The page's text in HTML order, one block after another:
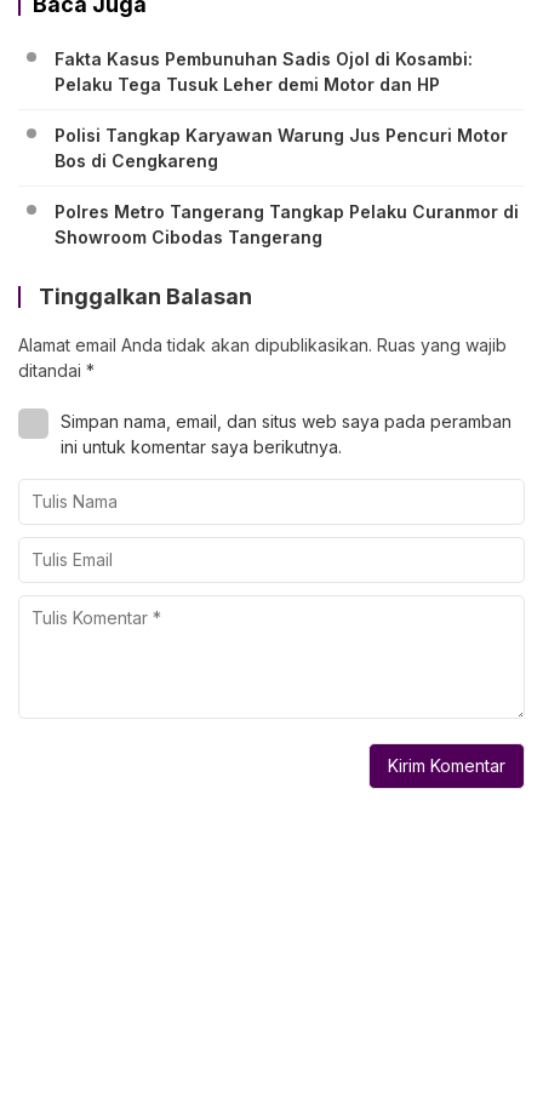
Fakta Kasus Pembunuhan Sadis Ojol di Kosambi:
Pelaku Tega Tusuk Leher demi Motor dan HP
Polisi Tangkap Karyawan Warung Jus Pencuri Motor
Bos di Cengkareng
Polres Metro Tangerang Tangkap Pelaku Curanmor di
Showroom Cibodas Tangerang
Tinggalkan Balasan
Alamat email Anda tidak akan dipublikasikan. Ruas yang wajib
ditandai *
Simpan nama, email, dan situs web saya pada peramban
ini untuk komentar saya berikutnya.